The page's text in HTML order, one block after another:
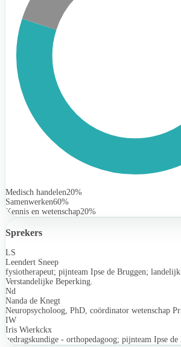
Medisch handelen20%
Samenwerken60%
Kennis en wetenschap20%
Sprekers
LS
Leendert Sneep
fysiotherapeut; pijnteam Ipse de Bruggen;
Verstandelijke Beperking.
Nd
Nanda de Knegt
Neuropsycholoog, PhD, coördinator wetenschap
IW
Iris Wierkckx
gedragskundige - orthopedagoog; pijnteam Ipse de